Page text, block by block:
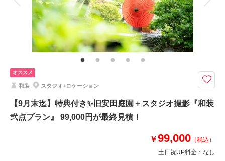
和装1着 ロケプラン♪88,000円が最終見積です
9/6迄に撮影の方
①ウェルカムボードor六切写真4面
②土日祝料金無料
④オプション20％OFF
⑤雨天決行の場合5,000円OFF
9/7～9/30に撮影の方
①ウェルカムボード
②土日祝料金22,000円➡0円
オススメ
和装 スタジオ+ロケーション
【9月末迄】特典付き✨旧安田庭園＋スタジオ撮影『和装
弐点プラン』 99,000円が最終見積！
￥99,000 （税込）
土日祝UP料金： なし